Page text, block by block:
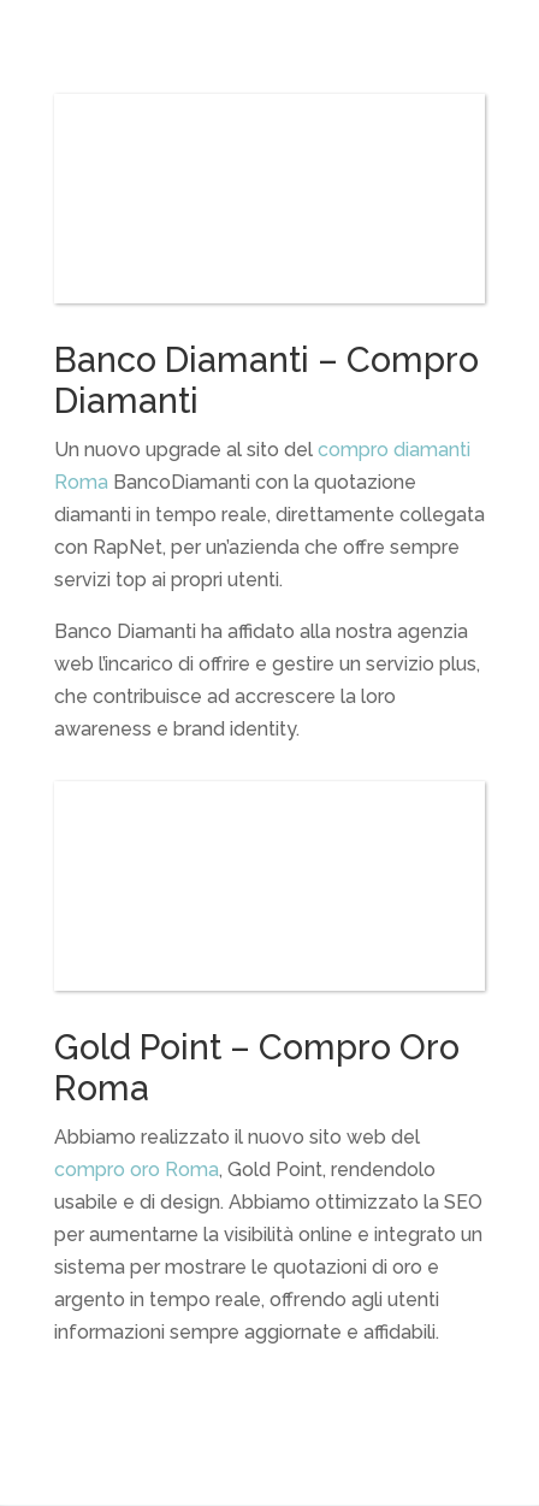
Banco Diamanti – Compro
Diamanti
Un nuovo upgrade al sito del compro diamanti
Roma BancoDiamanti con la quotazione
diamanti in tempo reale, direttamente collegata
con RapNet, per un’azienda che offre sempre
servizi top ai propri utenti.
Banco Diamanti ha affidato alla nostra agenzia
web l’incarico di offrire e gestire un servizio plus,
che contribuisce ad accrescere la loro
awareness e brand identity.
Gold Point – Compro Oro
Roma
Abbiamo realizzato il nuovo sito web del
compro oro Roma, Gold Point, rendendolo
usabile e di design. Abbiamo ottimizzato la SEO
per aumentarne la visibilità online e integrato un
sistema per mostrare le quotazioni di oro e
argento in tempo reale, offrendo agli utenti
informazioni sempre aggiornate e affidabili.